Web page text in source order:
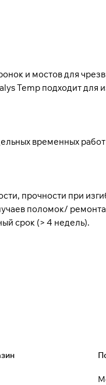
и мостов для
Temp подходит
временных работ
прочности при
поломок/
срок (> 4 недель).